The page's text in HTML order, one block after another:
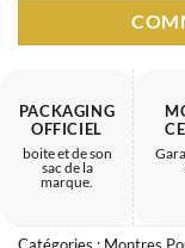
PACKAGING
OFFICIEL
boite et de son
sac de la
marque.